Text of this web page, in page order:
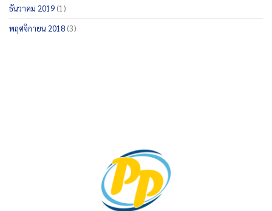
ธันวาคม 2019 (1)
พฤศจิกายน 2018 (3)